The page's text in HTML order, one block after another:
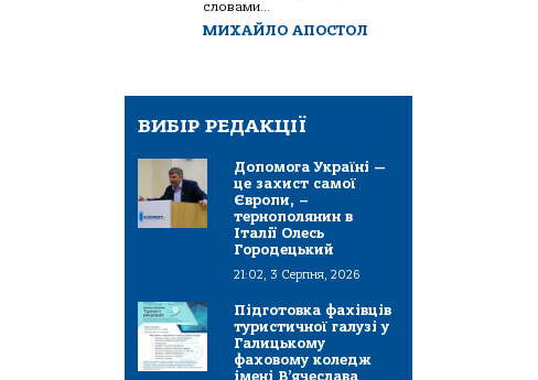
словами...
МИХАЙЛО АПОСТОЛ
ВИБІР РЕДАКЦІЇ
Допомога Україні —
це захист самої
Європи, –
тернополянин в
Італії Олесь
Городецький
21:02, 3 Серпня, 2026
Підготовка фахівців
туристичної галузі у
Галицькому
фаховому коледж
імені В’ячеслава